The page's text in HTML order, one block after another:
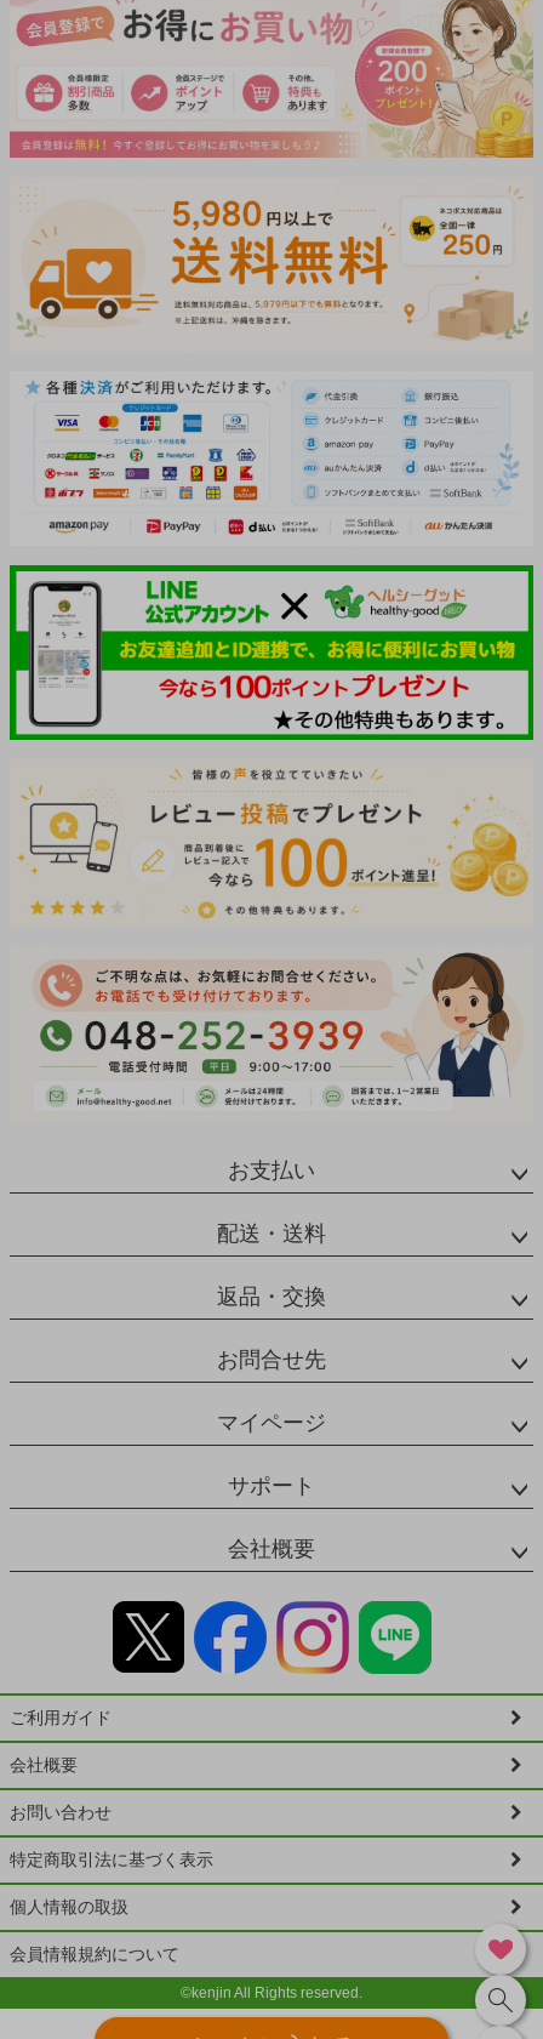
お支払い
配送・送料
返品・交換
お問合せ先
マイページ
サポート
会社概要
ご利用ガイド
会社概要
お問い合わせ
特定商取引法に基づく表示
個人情報の取扱
会員情報規約について
©kenjin All Rights reserved.